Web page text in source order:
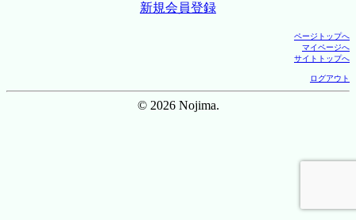
新規会員登録
ページトップへ
マイページへ
サイトトップへ
ログアウト
© 2026 Nojima.